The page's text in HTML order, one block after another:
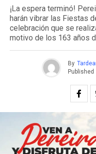
¡La espera terminó!
harán vibrar las Fiestas
celebración que se
motivo de los 163 años
By
Published